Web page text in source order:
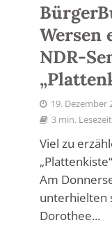
Wersen
NDR-
19. Dezember
3 min. Lesezeit
Viel zu
Am
unterhielten
Dorothee...